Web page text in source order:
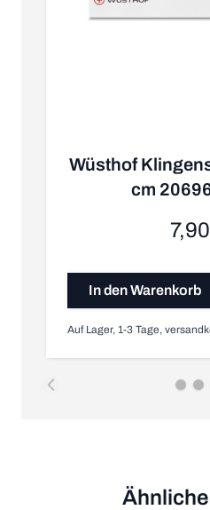
Wüsthof
cm
In den Warenkorb
Auf Lager, 1-3 Tage,